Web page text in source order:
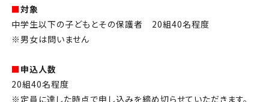
■対象
中学生以下の子どもとその保護者 20組40名程度
※男女は問いません
■申込人数
20組40名程度
※定員に達した時点で申し込みを締め切らせていただきます。